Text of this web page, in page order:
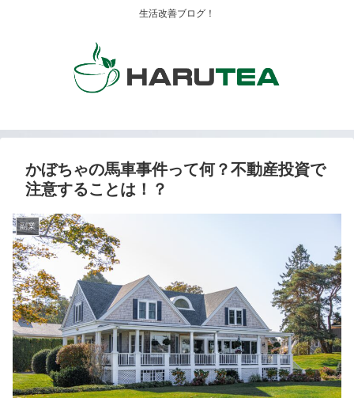
生活改善ブログ！
かぼちゃの馬車事件って何？不動産投資で
注意することは！？
副業